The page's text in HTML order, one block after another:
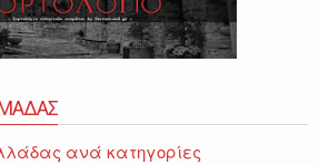
ανά κατηγορίες